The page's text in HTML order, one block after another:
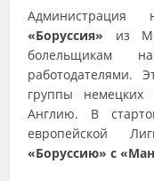
Администрация
«Боруссия» из
работодателями.
группы
Англию. В
европейской
«Боруссию» с